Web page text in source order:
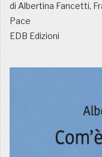
di Albertina Fancetti,
Pace
EDB Edizioni